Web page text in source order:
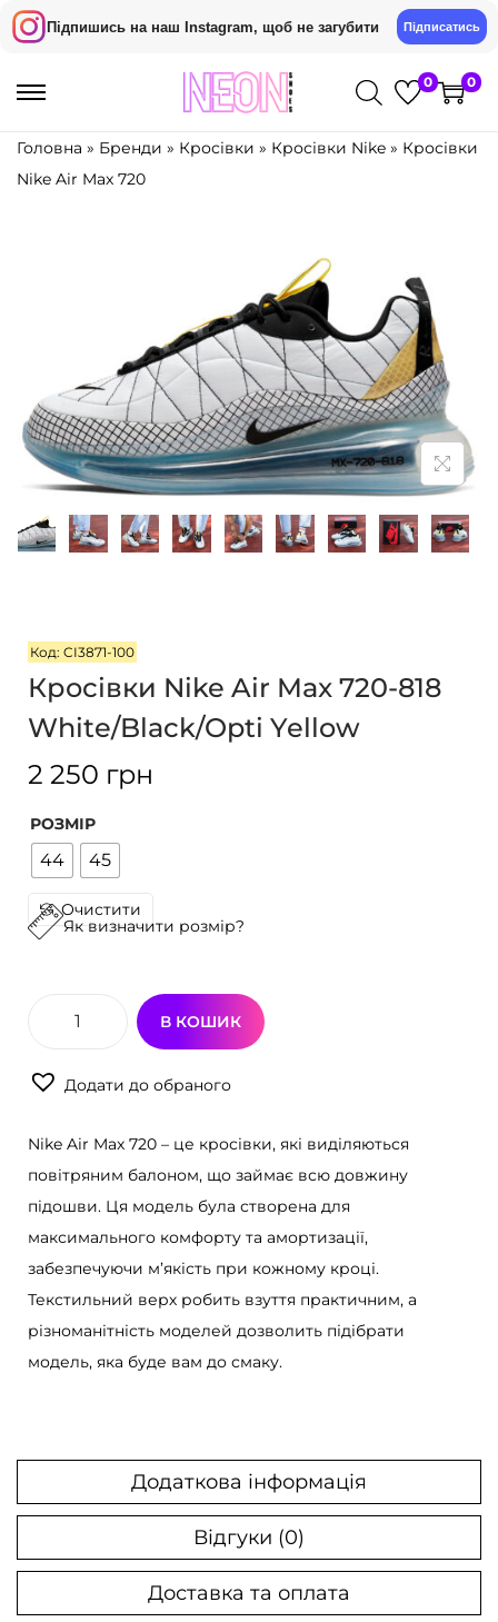
Підпишись на наш Instagram, щоб не загубити Підписатись
П
д
н
а
в
і
г
а
П
д
в
м
і
с
т
у
0 0
Головна » Бренди » Кросівки » Кросівки Nike » Кросівки
Nike Air Max 720
Код: CI3871-100
Кросівки Nike Air Max 720-818
White/Black/Opti Yellow
2 250 грн
РОЗМІР
44 45
Очистити
Як визначити розмір?
о
M
x
В КОШИК
Додати до обраного
Nike Air Max 720 – це кросівки, які виділяються
повітряним балоном, що займає всю довжину
підошви. Ця модель була створена для
максимального комфорту та амортизації,
забезпечуючи м’якість при кожному кроці.
Текстильний верх робить взуття практичним, а
різноманітність моделей дозволить підібрати
модель, яка буде вам до смаку.
Додаткова інформація
Відгуки (0)
Доставка та оплата